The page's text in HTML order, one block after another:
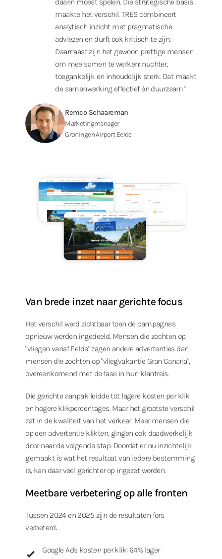
daarin moest spelen. Die strategische basis
maakte het verschil. TRES combineert
analytisch inzicht met pragmatische
adviezen en durft ook kritisch te zijn.
Daarnaast zijn het gewoon prettige mensen
om mee samen te werken: nuchter,
toegankelijk en inhoudelijk sterk. Dat maakt
de samenwerking effectief én duurzaam."
Remco Schaareman
Marketingmanager
Groningen Airport Eelde
Van brede inzet naar gerichte focus
Het verschil werd zichtbaar toen de campagnes
opnieuw werden ingedeeld. Mensen die zochten op
"vliegen vanaf Eelde" zagen andere advertenties dan
mensen die zochten op "vliegvakantie Gran Canaria",
overeenkomend met de fase in hun klantreis.
Die gerichte aanpak leidde tot lagere kosten per klik
en hogere klikpercentages. Maar het grootste verschil
zat in de kwaliteit van het verkeer. Meer mensen die
op een advertentie klikten, gingen ook daadwerkelijk
door naar de volgende stap. Doordat er nu inzichtelijk
gemaakt is wat het resultaat van iedere bestemming
is, kan daar veel gerichter op ingezet worden.
Meetbare verbetering op alle fronten
Tussen 2024 en 2025 zijn de resultaten fors
verbeterd:
Google Ads kosten per klik: 64% lager